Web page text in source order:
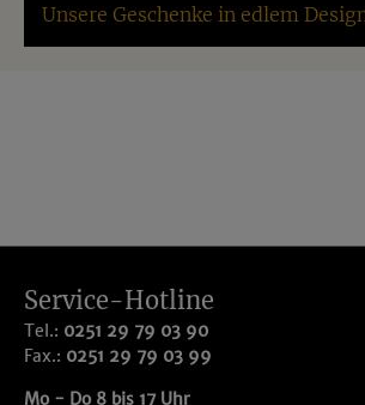
Unsere Geschenke in edlem
Service-Hotline
Tel.: 0251 29 79 03 90
Fax.: 0251 29 79 03 99
Mo - Do 8 bis 17 Uhr